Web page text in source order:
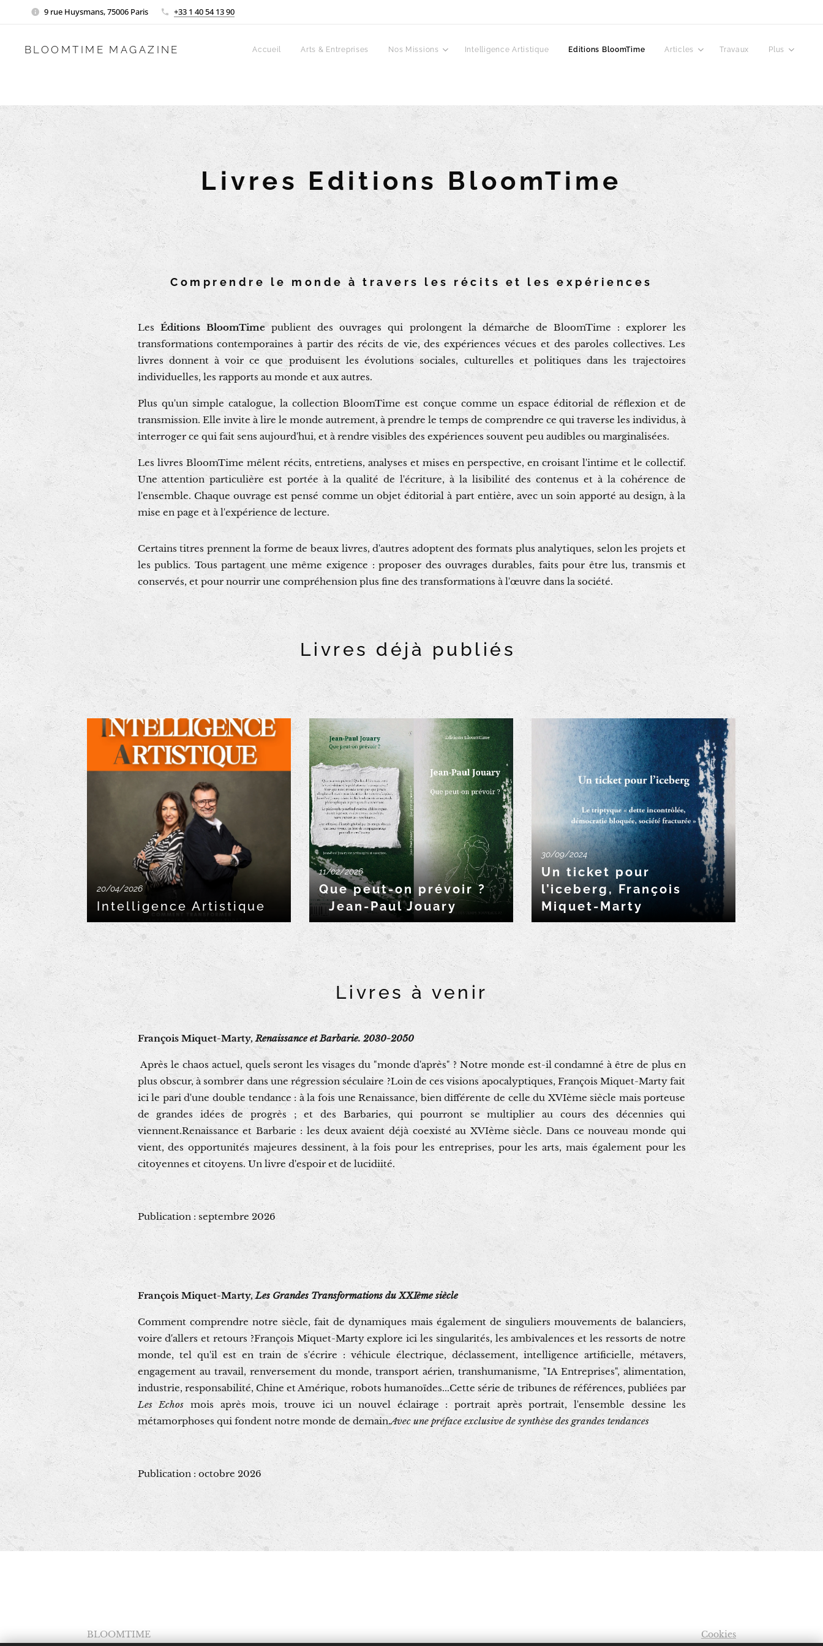
9 rue Huysmans, 75006 Paris +33 1 40 54 13 90
BLOOMTIME MAGAZINE Accueil Arts & Entreprises Nos Missions Intelligence Artistique Editions BloomTime Articles Travaux Plus
Livres Editions BloomTime
Comprendre le monde à travers les récits et les expériences
Les Éditions BloomTimepublient des ouvrages qui prolongent la démarche de BloomTime : explorer les
transformations contemporaines à partir des récits de vie, des expériences vécues et des paroles collectives. Les
livres donnent à voir ce que produisent les évolutions sociales, culturelles et politiques dans les trajectoires
individuelles, les rapports au monde et aux autres.
Plus qu'un simple catalogue, la collection BloomTime est conçue comme un espace éditorial de réflexion et de
transmission. Elle invite à lire le monde autrement, à prendre le temps de comprendre ce qui traverse les individus, à
interroger ce qui fait sens aujourd'hui, et à rendre visibles des expériences souvent peu audibles ou marginalisées.
Les livres BloomTime mêlent récits, entretiens, analyses et mises en perspective, en croisant l'intime et le collectif.
Une attention particulière est portée à la qualité de l'écriture, à la lisibilité des contenus et à la cohérence de
l'ensemble. Chaque ouvrage est pensé comme un objet éditorial à part entière, avec un soin apporté au design, à la
mise en page et à l'expérience de lecture.
Certains titres prennent la forme de beaux livres, d'autres adoptent des formats plus analytiques, selon les projets et
les publics. Tous partagent une même exigence : proposer des ouvrages durables, faits pour être lus, transmis et
conservés, et pour nourrir une compréhension plus fine des transformations à l'œuvre dans la société.
Livres déjà publiés
20/04/2026
Intelligence Artistique
11/02/2026
Que peut-on prévoir ?
Jean-Paul Jouary
30/09/2024
Un ticket pour
l’iceberg, François
Miquet-Marty
Livres à venir
François Miquet-Marty,Renaissance et Barbarie. 2030-2050
Après le chaos actuel, quels seront les visages du "monde d'après" ? Notre monde est-il condamné à être de plus en
plus obscur, à sombrer dans une régression séculaire ?Loin de ces visions apocalyptiques, François Miquet-Marty fait
ici le pari d'une double tendance : à la fois une Renaissance, bien différente de celle du XVIème siècle mais porteuse
de grandes idées de progrès ; et des Barbaries, qui pourront se multiplier au cours des décennies qui
viennent.Renaissance et Barbarie : les deux avaient déjà coexisté au XVIème siècle. Dans ce nouveau monde qui
vient, des opportunités majeures dessinent, à la fois pour les entreprises, pour les arts, mais également pour les
citoyennes et citoyens. Un livre d'espoir et de lucidiité.
Publication : septembre 2026
François Miquet-Marty,Les Grandes Transformations du XXIème siècle
Comment comprendre notre siècle, fait de dynamiques mais également de singuliers mouvements de balanciers,
voire d'allers et retours ?François Miquet-Marty explore ici les singularités, les ambivalences et les ressorts de notre
monde, tel qu'il est en train de s'écrire : véhicule électrique, déclassement, intelligence artificielle, métavers,
engagement au travail, renversement du monde, transport aérien, transhumanisme, "IA Entreprises", alimentation,
industrie, responsabilité, Chine et Amérique, robots humanoïdes...Cette série de tribunes de références, publiées par
Les Echos mois après mois, trouve ici un nouvel éclairage : portrait après portrait, l'ensemble dessine les
métamorphoses qui fondent notre monde de demain.Avec une préface exclusive de synthèse des grandes tendances
Publication : octobre 2026
BLOOMTIME
Cookies